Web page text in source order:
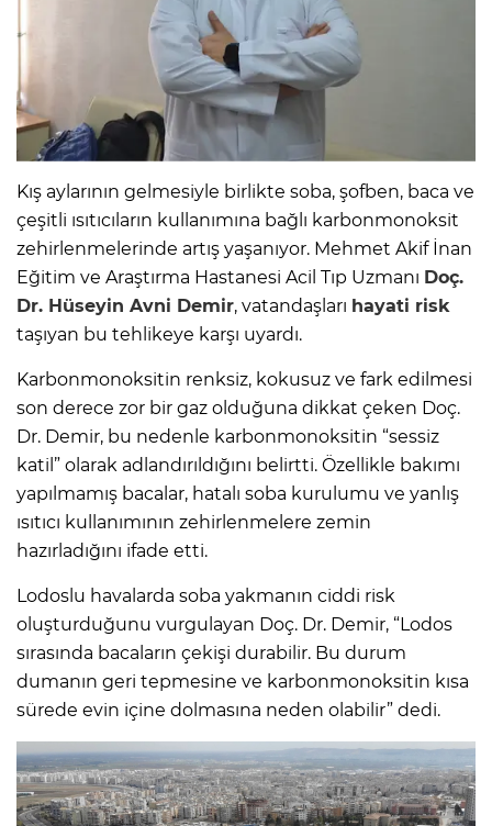
Kış aylarının gelmesiyle birlikte soba, şofben, baca ve
çeşitli ısıtıcıların kullanımına bağlı karbonmonoksit
zehirlenmelerinde artış yaşanıyor. Mehmet Akif İnan
Eğitim ve Araştırma Hastanesi Acil Tıp Uzmanı Doç.
Dr. Hüseyin Avni Demir, vatandaşları hayati risk
taşıyan bu tehlikeye karşı uyardı.
Karbonmonoksitin renksiz, kokusuz ve fark edilmesi
son derece zor bir gaz olduğuna dikkat çeken Doç.
Dr. Demir, bu nedenle karbonmonoksitin “sessiz
katil” olarak adlandırıldığını belirtti. Özellikle bakımı
yapılmamış bacalar, hatalı soba kurulumu ve yanlış
ısıtıcı kullanımının zehirlenmelere zemin
hazırladığını ifade etti.
Lodoslu havalarda soba yakmanın ciddi risk
oluşturduğunu vurgulayan Doç. Dr. Demir, “Lodos
sırasında bacaların çekişi durabilir. Bu durum
dumanın geri tepmesine ve karbonmonoksitin kısa
sürede evin içine dolmasına neden olabilir” dedi.